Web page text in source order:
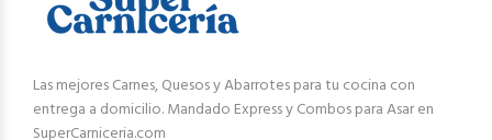
Las mejores Carnes, Quesos y Abarrotes para tu cocina con
entrega a domicilio. Mandado Express y Combos para Asar en
SuperCarniceria.com